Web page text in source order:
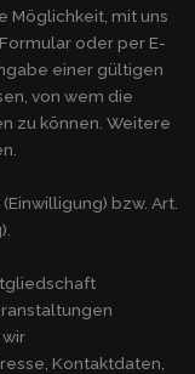
Möglichkeit, mit uns
oder per E-
einer gültigen
von wem die
zu können. Weitere
bzw. Art.
Kontaktdaten,